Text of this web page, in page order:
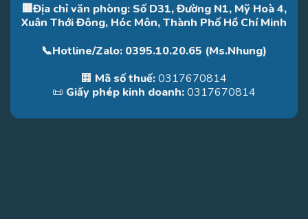
🏢Địa chỉ văn phòng: Số D31, Đường N1, Mỹ Hoà 4,
Xuân Thới Đông, Hóc Môn, Thành Phố Hồ Chí Minh
📞Hotline/Zalo: 0395.10.20.65 (Ms.Nhung)
🏢 Mã số thuế:0317670814
📜 Giấy phép kinh doanh:0317670814